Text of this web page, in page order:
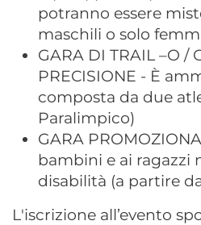
potranno essere
maschili o solo
GARA DI TRAIL –O /
PRECISIONE - È
composta da due
Paralimpico)
GARA
bambini e ai ragazzi
disabilità (a partire
L'iscrizione all’evento